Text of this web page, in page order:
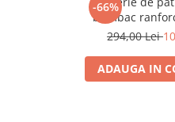
crea un spațiu
Instrucțiuni de
Spălare la
Uscare la
Nu folosiți
-66%
bumbac
294,00 Lei
ADAUGA IN